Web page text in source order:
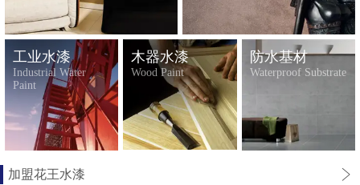
工业水漆
Industrial Water
Paint
木器水漆
Wood Paint
防水基材
Waterproof Substrate
加盟花王水漆